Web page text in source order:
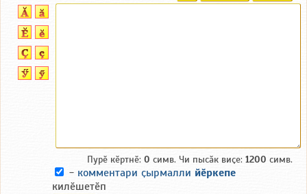
Пурӗ кӗртнӗ: 0 симв. Чи пысӑк виҫе: 1200 симв.
- комментари ҫырмалли йӗркепе
килӗшетӗп